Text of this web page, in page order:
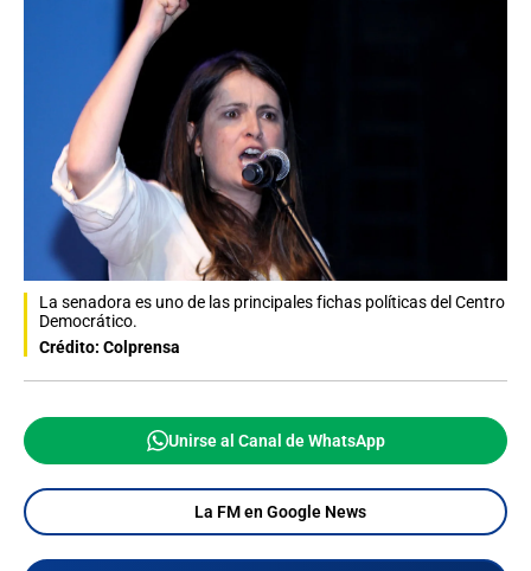
La senadora es uno de las principales fichas políticas del Centro
Democrático.
Crédito: Colprensa
Unirse al Canal de WhatsApp
La FM en Google News